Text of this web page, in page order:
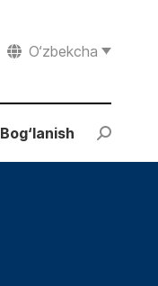
O‘zbekcha
Bog‘lanish Search: